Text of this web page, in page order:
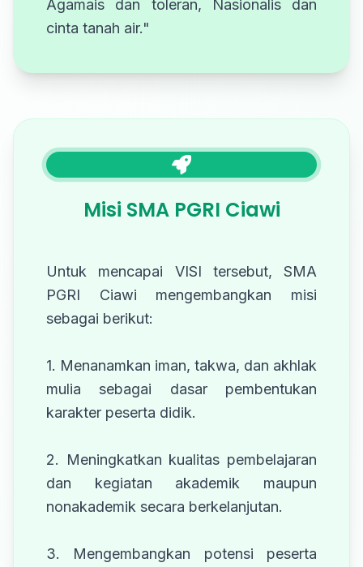
Agamais dan toleran, Nasionalis dan
cinta tanah air."
Misi SMA PGRI Ciawi
Untuk mencapai VISI tersebut, SMA
PGRI Ciawi mengembangkan misi
sebagai berikut:
1. Menanamkan iman, takwa, dan akhlak
mulia sebagai dasar pembentukan
karakter peserta didik.
2. Meningkatkan kualitas pembelajaran
dan kegiatan akademik maupun
nonakademik secara berkelanjutan.
3. Mengembangkan potensi peserta